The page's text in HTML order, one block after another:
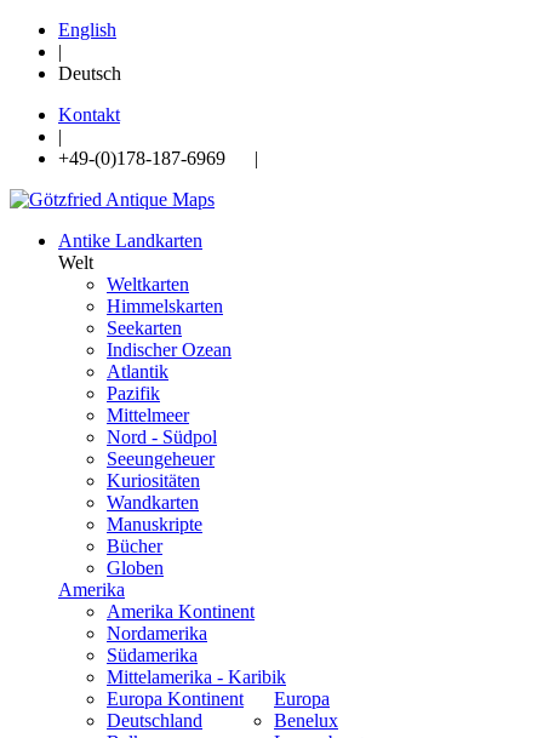
English
|
Deutsch
Kontakt
|
+49-(0)178-187-6969 |
Antike Landkarten
Welt
Weltkarten
Himmelskarten
Seekarten
Indischer Ozean
Atlantik
Pazifik
Mittelmeer
Nord - Südpol
Seeungeheuer
Kuriositäten
Wandkarten
Manuskripte
Bücher
Globen
Amerika
Amerika Kontinent
Nordamerika
Südamerika
Mittelamerika - Karibik
Europa
Europa Kontinent
Deutschland
Benelux